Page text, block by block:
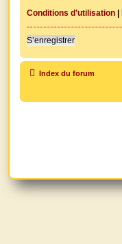
Conditions d’utilisation
S’enregistrer
Index du forum